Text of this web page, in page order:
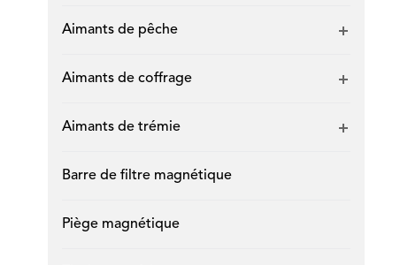
Aimants de pêche
Aimants de coffrage
Aimants de trémie
Barre de filtre magnétique
Piège magnétique